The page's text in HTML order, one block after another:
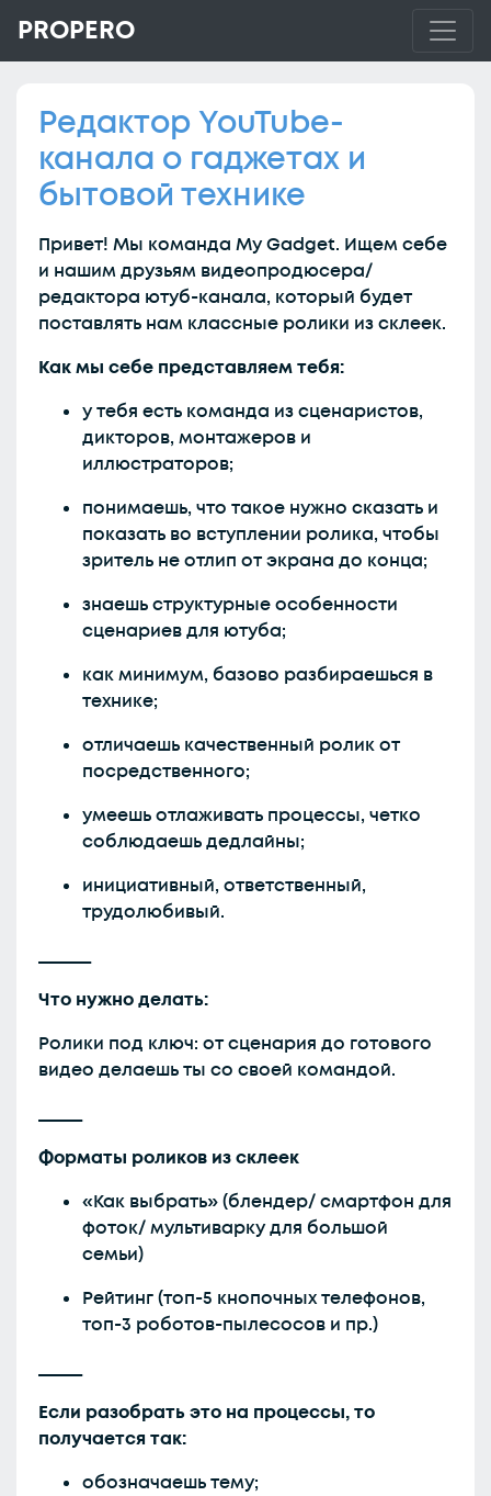
PROPERO
Редактор YouTube-
канала о гаджетах и
бытовой технике
Привет! Мы команда My Gadget. Ищем себе
и нашим друзьям видеопродюсера/
редактора ютуб-канала, который будет
поставлять нам классные ролики из склеек.
Как мы себе представляем тебя:
у тебя есть команда из сценаристов,
дикторов, монтажеров и
иллюстраторов;
понимаешь, что такое нужно сказать и
показать во вступлении ролика, чтобы
зритель не отлип от экрана до конца;
знаешь структурные особенности
сценариев для ютуба;
как минимум, базово разбираешься в
технике;
отличаешь качественный ролик от
посредственного;
умеешь отлаживать процессы, четко
соблюдаешь дедлайны;
инициативный, ответственный,
трудолюбивый.
______
Что нужно делать:
Ролики под ключ: от сценария до готового
видео делаешь ты со своей командой.
_____
Форматы роликов из склеек
«Как выбрать» (блендер/ смартфон для
фоток/ мультиварку для большой
семьи)
Рейтинг (топ-5 кнопочных телефонов,
топ-3 роботов-пылесосов и пр.)
_____
Если разобрать это на процессы, то
получается так:
обозначаешь тему;